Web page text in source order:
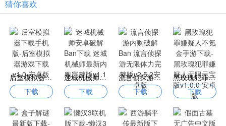
猜你喜欢
后室模拟器下载手机版-后室模拟器游戏下载v1.0 安卓版
下载
迷城机械师安卓破解Ban下载 迷城机械师最新内购完整版v1.1
下载
流言侦探游内购破解Ban 流言侦探游无限体力完整版v2.5.2安卓版
下载
黑玫瑰犯罪嫌疑人不氪金手游下载-黑玫瑰犯罪嫌疑人无限元宝版v1.0.0 安卓版
下载